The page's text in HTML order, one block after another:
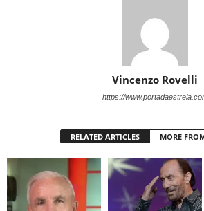
Vincenzo Rovelli
https://
RELATED ARTICLES MORE